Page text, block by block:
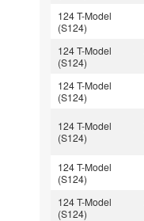
124 T-Model
(S124)
124 T-Model
(S124)
124 T-Model
(S124)
124 T-Model
(S124)
124 T-Model
(S124)
124 T-Model
(S124)